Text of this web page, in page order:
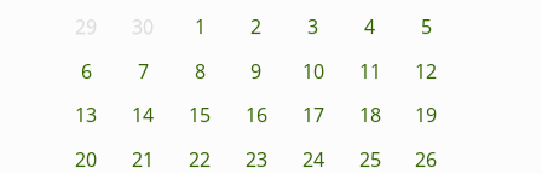
29 30 1 2 3 4
5
6
7 8 9 10 11
12
13
14 15 16 17 18
19
20
21 22 23 24 25
26